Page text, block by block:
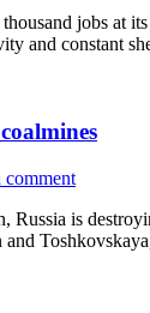
jobs at
and constant
comment
Russia is